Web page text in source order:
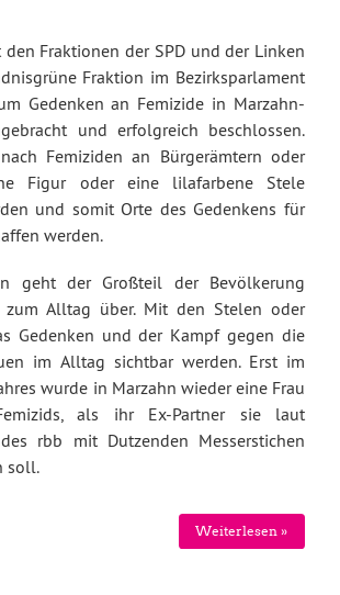
den Fraktionen der SPD und der Linken
Fraktion im Bezirksparlament
Gedenken an Femizide in Marzahn-
und erfolgreich beschlossen.
Femiziden an Bürgerämtern oder
Figur oder eine lilafarbene Stele
und somit Orte des Gedenkens für
werden.
geht der Großteil der Bevölkerung
Alltag über. Mit den Stelen oder
Gedenken und der Kampf gegen die
im Alltag sichtbar werden. Erst im
wurde in Marzahn wieder eine Frau
als ihr Ex-Partner sie laut
rbb mit Dutzenden Messerstichen
soll.
Weiterlesen »